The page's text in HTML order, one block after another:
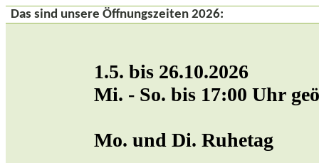
Das sind unsere Öffnungszeiten 2026:
1.5. bis 26.10.2026
Mi. - So. bis 17:00 Uhr
Mo. und Di. Ruhetag